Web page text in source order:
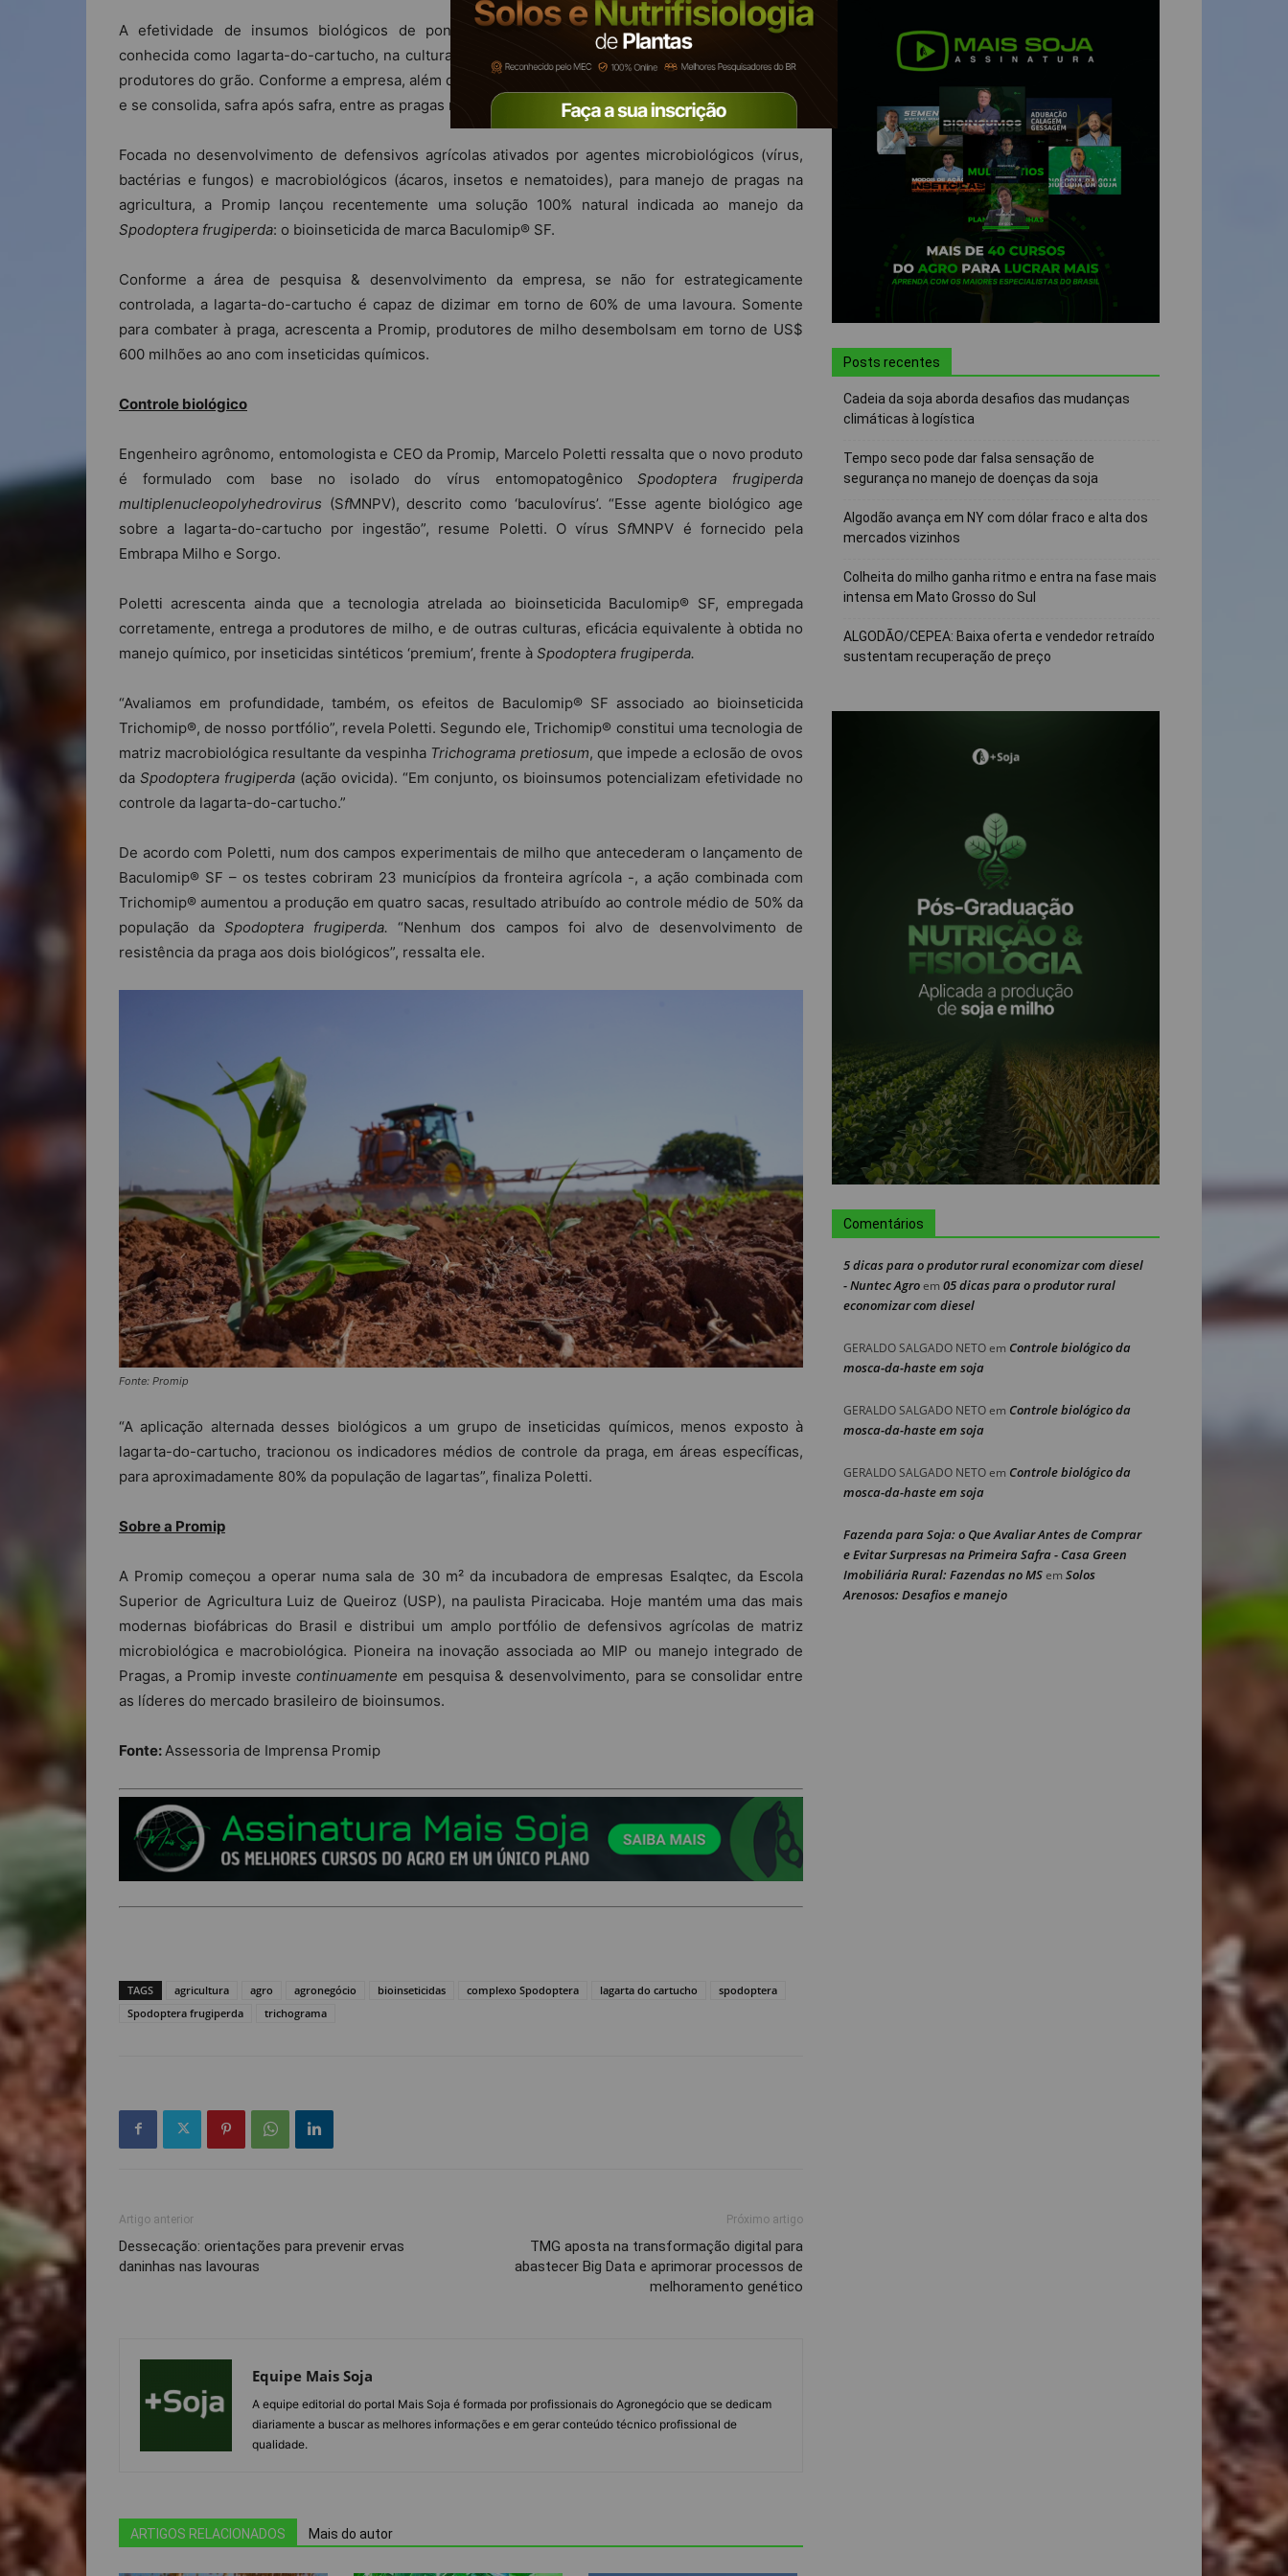
A efetividade de insumos biológicos de ponta sobre a lagartaSpodoptera frugiperda, mais
conhecida como lagarta-do-cartucho, na cultura do milho, é alvo de uma ação da Promip voltada a
produtores do grão. Conforme a empresa, além do milho, essa lagarta chegou a mais de 180 cultivos
e se consolida, safra após safra, entre as pragas mais desafiadoras da agricultura.
Focada no desenvolvimento de defensivos agrícolas ativados por agentes microbiológicos (vírus,
bactérias e fungos) e macrobiológicos (ácaros, insetos e nematoides), para manejo de pragas na
agricultura, a Promip lançou recentemente uma solução 100% natural indicada ao manejo da
Spodoptera frugiperda: o bioinseticida de marca Baculomip® SF.
Conforme a área de pesquisa & desenvolvimento da empresa, se não for estrategicamente
controlada, a lagarta-do-cartucho é capaz de dizimar em torno de 60% de uma lavoura. Somente
para combater à praga, acrescenta a Promip, produtores de milho desembolsam em torno de US$
600 milhões ao ano com inseticidas químicos.
Controle biológico
Engenheiro agrônomo, entomologista e CEO da Promip, Marcelo Poletti ressalta que o novo produto
é formulado com base no isolado do vírus entomopatogênicoSpodoptera frugiperda
multiplenucleopolyhedrovirus (SfMNPV), descrito como ‘baculovírus’. “Esse agente biológico age
sobre a lagarta-do-cartucho por ingestão”, resume Poletti. O vírus SfMNPV é fornecido pela
Embrapa Milho e Sorgo.
Poletti acrescenta ainda que a tecnologia atrelada ao bioinseticida Baculomip® SF, empregada
corretamente, entrega a produtores de milho, e de outras culturas, eficácia equivalente à obtida no
manejo químico, por inseticidas sintéticos ‘premium’, frente à Spodoptera frugiperda.
“Avaliamos em profundidade, também, os efeitos de Baculomip® SF associado ao bioinseticida
Trichomip®, de nosso portfólio”, revela Poletti. Segundo ele, Trichomip® constitui uma tecnologia de
matriz macrobiológica resultante da vespinha Trichograma pretiosum, que impede a eclosão de ovos
da Spodoptera frugiperda (ação ovicida). “Em conjunto, os bioinsumos potencializam efetividade no
controle da lagarta-do-cartucho.”
De acordo com Poletti, num dos campos experimentais de milho que antecederam o lançamento de
Baculomip® SF – os testes cobriram 23 municípios da fronteira agrícola -, a ação combinada com
Trichomip® aumentou a produção em quatro sacas, resultado atribuído ao controle médio de 50% da
população daSpodoptera frugiperda.“Nenhum dos campos foi alvo de desenvolvimento de
resistência da praga aos dois biológicos”, ressalta ele.
Fonte: Promip
“A aplicação alternada desses biológicos a um grupo de inseticidas químicos, menos exposto à
lagarta-do-cartucho, tracionou os indicadores médios de controle da praga, em áreas específicas,
para aproximadamente 80% da população de lagartas”, finaliza Poletti.
Sobre a Promip
A Promip começou a operar numa sala de 30 m² da incubadora de empresas Esalqtec, da Escola
Superior de Agricultura Luiz de Queiroz (USP), na paulista Piracicaba. Hoje mantém uma das mais
modernas biofábricas do Brasil e distribui um amplo portfólio de defensivos agrícolas de matriz
microbiológica e macrobiológica. Pioneira na inovação associada ao MIP ou manejo integrado de
Pragas, a Promip investe continuamente em pesquisa & desenvolvimento, para se consolidar entre
as líderes do mercado brasileiro de bioinsumos.
Fonte: Assessoria de Imprensa Promip
TAGS agricultura agro agronegócio bioinseticidas complexo Spodoptera lagarta do cartucho
spodoptera
Spodoptera frugiperda
trichograma
Artigo anterior
Dessecação: orientações para prevenir ervas
daninhas nas lavouras
Próximo artigo
TMG aposta na transformação digital para
abastecer Big Data e aprimorar processos de
melhoramento genético
Equipe Mais Soja
A equipe editorial do portal Mais Soja é formada por profissionais do Agronegócio que se dedicam
diariamente a buscar as melhores informações e em gerar conteúdo técnico profissional de
qualidade.
ARTIGOS RELACIONADOS Mais do autor
Posts recentes
Cadeia da soja aborda desafios das mudanças
climáticas à logística
Tempo seco pode dar falsa sensação de
segurança no manejo de doenças da soja
Algodão avança em NY com dólar fraco e alta dos
mercados vizinhos
Colheita do milho ganha ritmo e entra na fase mais
intensa em Mato Grosso do Sul
ALGODÃO/CEPEA: Baixa oferta e vendedor retraído
sustentam recuperação de preço
Comentários
5 dicas para o produtor rural economizar com diesel
- Nuntec Agroem 05 dicas para o produtor rural
economizar com diesel
GERALDO SALGADO NETOem Controle biológico da
mosca-da-haste em soja
GERALDO SALGADO NETOem Controle biológico da
mosca-da-haste em soja
GERALDO SALGADO NETOem Controle biológico da
mosca-da-haste em soja
Fazenda para Soja: o Que Avaliar Antes de Comprar
e Evitar Surpresas na Primeira Safra - Casa Green
Imobiliária Rural: Fazendas no MSem Solos
Arenosos: Desafios e manejo